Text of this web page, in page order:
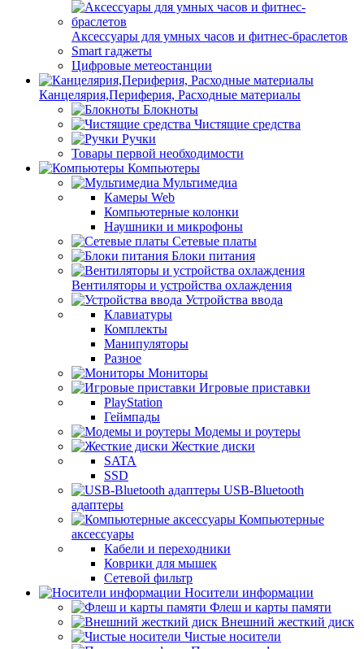
Аксессуары для умных часов и фитнес-браслетов
Smart гаджеты
Цифровые метеостанции
Канцелярия,Периферия, Расходные материалы
Блокноты
Чистящие средства
Ручки
Товары первой необходимости
Компьютеры
Мультимедиа
Камеры Web
Компьютерные колонки
Наушники и микрофоны
Сетевые платы
Блоки питания
Вентиляторы и устройства охлаждения
Устройства ввода
Клавиатуры
Комплекты
Манипуляторы
Разное
Мониторы
Игровые приставки
PlayStation
Геймпады
Модемы и роутеры
Жесткие диски
SATA
SSD
USB-Bluetooth
адаптеры
Компьютерные
аксессуары
Кабели и переходники
Коврики для мышек
Сетевой фильтр
Носители информации
Флеш и карты памяти
Внешний жесткий диск
Чистые носители